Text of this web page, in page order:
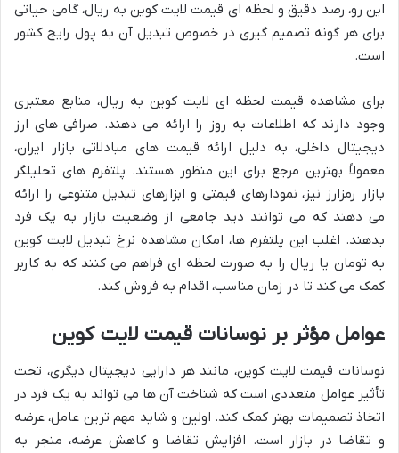
این رو، رصد دقیق و لحظه ای قیمت لایت کوین به ریال، گامی حیاتی
برای هر گونه تصمیم گیری در خصوص تبدیل آن به پول رایج کشور
است.
برای مشاهده قیمت لحظه ای لایت کوین به ریال، منابع معتبری
وجود دارند که اطلاعات به روز را ارائه می دهند. صرافی های ارز
دیجیتال داخلی، به دلیل ارائه قیمت های مبادلاتی بازار ایران،
معمولاً بهترین مرجع برای این منظور هستند. پلتفرم های تحلیلگر
بازار رمزارز نیز، نمودارهای قیمتی و ابزارهای تبدیل متنوعی را ارائه
می دهند که می توانند دید جامعی از وضعیت بازار به یک فرد
بدهند. اغلب این پلتفرم ها، امکان مشاهده نرخ تبدیل لایت کوین
به تومان یا ریال را به صورت لحظه ای فراهم می کنند که به کاربر
کمک می کند تا در زمان مناسب، اقدام به فروش کند.
عوامل مؤثر بر نوسانات قیمت لایت کوین
نوسانات قیمت لایت کوین، مانند هر دارایی دیجیتال دیگری، تحت
تأثیر عوامل متعددی است که شناخت آن ها می تواند به یک فرد در
اتخاذ تصمیمات بهتر کمک کند. اولین و شاید مهم ترین عامل، عرضه
و تقاضا در بازار است. افزایش تقاضا و کاهش عرضه، منجر به